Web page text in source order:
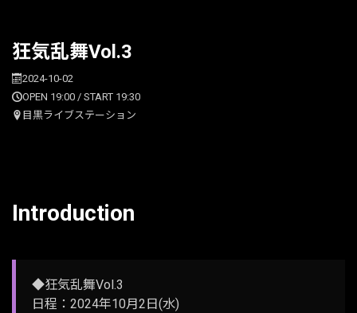
狂気乱舞Vol.3
2024-10-02
OPEN 19:00 / START 19:30
目黒ライブステーション
Introduction
◆狂気乱舞Vol.3
日程：2024年10月2日(水)